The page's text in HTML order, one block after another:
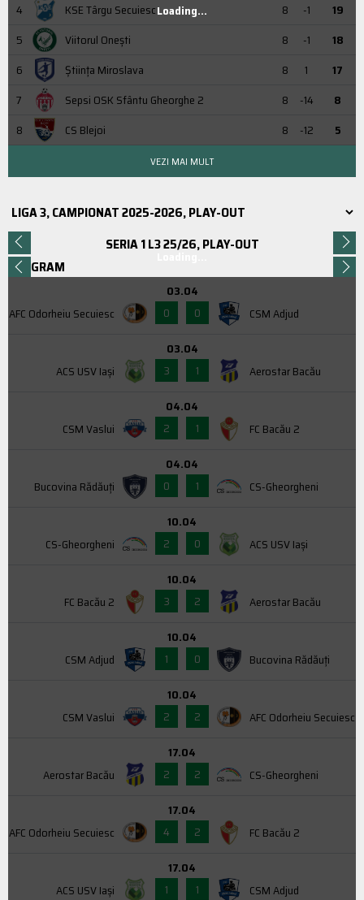
4 KSE Târgu Secuiesc 8 -1
19
5
Viitorul Onești 8 -1
18
6
Știința Miroslava 8 1
17
7
Sepsi OSK Sfântu Gheorghe 2 8 -14
8
8
CS Blejoi 8 -12 5
Loading...
VEZI MAI MULT
SERIA 1 L3 25/26, PLAY-OUT
Loading...
PROGRAM
AFC Odorheiu Secuiesc
03.04
0
0 CSM Adjud
ACS USV Iaşi
03.04
3
1 Aerostar Bacău
CSM Vaslui
04.04
2
1 FC Bacău 2
Bucovina Rădăuți
04.04
0
1 CS-Gheorgheni
CS-Gheorgheni
10.04
2
0 ACS USV Iaşi
FC Bacău 2
10.04
3
2 Aerostar Bacău
CSM Adjud
10.04
1
0 Bucovina Rădăuți
CSM Vaslui
10.04
2
2 AFC Odorheiu Secuiesc
Aerostar Bacău
17.04
2
2 CS-Gheorgheni
AFC Odorheiu Secuiesc
17.04
4
2 FC Bacău 2
ACS USV Iaşi
17.04
1
1 CSM Adjud